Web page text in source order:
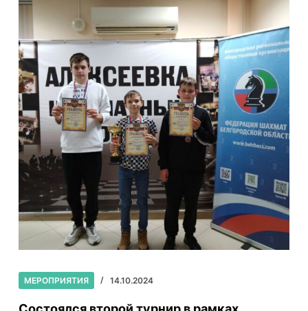
МЕРОПРИЯТИЯ 14.10.2024